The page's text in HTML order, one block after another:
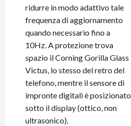
ridurre in modo adattivo tale
frequenza di aggiornamento
quando necessario fino a
10Hz. A protezione trova
spazio il Corning Gorilla Glass
Victus, lo stesso del retro del
telefono, mentre il sensore di
impronte digitali è posizionato
sotto il display (ottico, non
ultrasonico).